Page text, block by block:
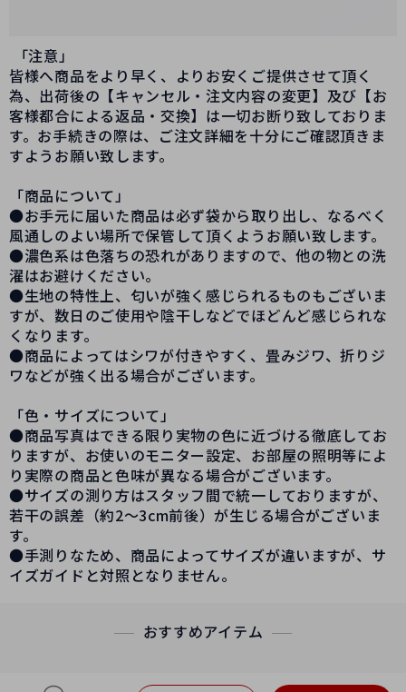
「注意」
皆様へ商品をより早く、よりお安くご提供させて頂く
為、出荷後の【キャンセル・注文内容の変更】及び【お
客様都合による返品・交換】は一切お断り致しておりま
す。お手続きの際は、ご注文詳細を十分にご確認頂きま
すようお願い致します。
「商品について」
●お手元に届いた商品は必ず袋から取り出し、なるべく
風通しのよい場所で保管して頂くようお願い致します。
●濃色系は色落ちの恐れがありますので、他の物との洗
濯はお避けください。
●生地の特性上、匂いが強く感じられるものもございま
すが、数日のご使用や陰干しなどでほどんど感じられな
くなります。
●商品によってはシワが付きやすく、畳みジワ、折りジ
ワなどが強く出る場合がございます。
「色・サイズについて」
●商品写真はできる限り実物の色に近づける徹底してお
りますが、お使いのモニター設定、お部屋の照明等によ
り実際の商品と色味が異なる場合がございます。
●サイズの測り方はスタッフ間で統一しておりますが、
若干の誤差（約2～3cm前後）が生じる場合がございま
す。
●手測りなため、商品によってサイズが違いますが、サ
イズガイドと対照となりません。
おすすめアイテム